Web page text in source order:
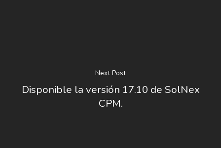
Next Post
Disponible la versión 17.10 de SolNex
CPM.